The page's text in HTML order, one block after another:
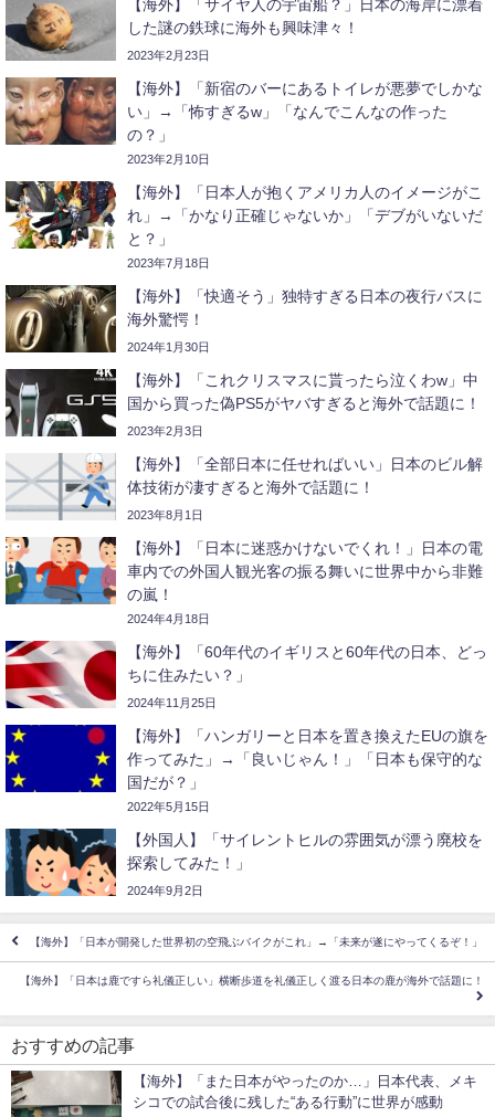
【海外】「サイヤ人の宇宙船？」日本の海岸に漂着
した謎の鉄球に海外も興味津々！
2023年2月23日
【海外】「新宿のバーにあるトイレが悪夢でしかな
い」→「怖すぎるw」「なんでこんなの作った
の？」
2023年2月10日
【海外】「日本人が抱くアメリカ人のイメージがこ
れ」→「かなり正確じゃないか」「デブがいないだ
と？」
2023年7月18日
【海外】「快適そう」独特すぎる日本の夜行バスに
海外驚愕！
2024年1月30日
【海外】「これクリスマスに貰ったら泣くわw」中
国から買った偽PS5がヤバすぎると海外で話題に！
2023年2月3日
【海外】「全部日本に任せればいい」日本のビル解
体技術が凄すぎると海外で話題に！
2023年8月1日
【海外】「日本に迷惑かけないでくれ！」日本の電
車内での外国人観光客の振る舞いに世界中から非難
の嵐！
2024年4月18日
【海外】「60年代のイギリスと60年代の日本、どっ
ちに住みたい？」
2024年11月25日
【海外】「ハンガリーと日本を置き換えたEUの旗を
作ってみた」→「良いじゃん！」「日本も保守的な
国だが？」
2022年5月15日
【外国人】「サイレントヒルの雰囲気が漂う廃校を
探索してみた！」
2024年9月2日
【海外】「日本が開発した世界初の空飛ぶバイクがこれ」→「未来が遂にやってくるぞ！」
【海外】「日本は鹿ですら礼儀正しい」横断歩道を礼儀正しく渡る日本の鹿が海外で話題に！
おすすめの記事
【海外】「また日本がやったのか…」日本代表、メキ
シコでの試合後に残した“ある行動”に世界が感動